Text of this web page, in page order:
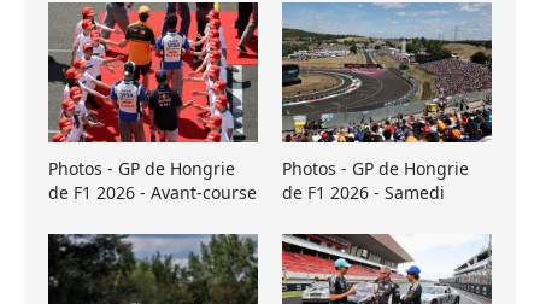
Photos - GP de Hongrie
de F1 2026 - Avant-course
Photos - GP de Hongrie
de F1 2026 - Samedi